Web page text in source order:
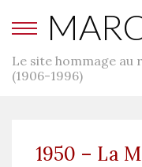
Le site hommage au
(1906-1996)
1950 – La